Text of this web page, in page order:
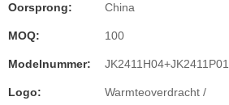
Oorsprong: China
MOQ: 100
Modelnummer: JK2411H04+JK2411P01
Logo:
Warmteoverdracht /